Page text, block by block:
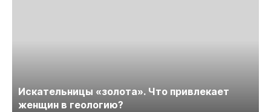
Искательницы «золота». Что привлекает
женщин в геологию?